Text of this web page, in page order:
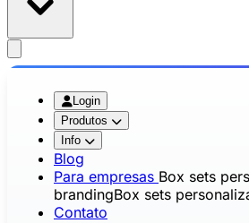
Login
Produtos
Info
Blog
Para empresas Box sets
brandingBox sets
Contato